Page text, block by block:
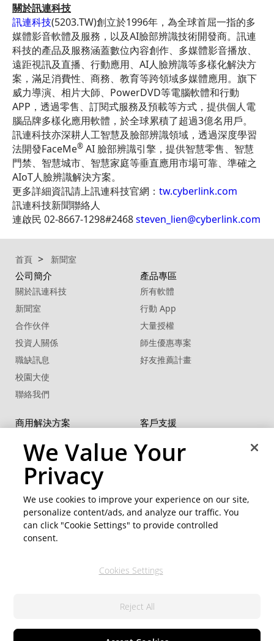
關於訊連科技
訊連科技(5203.TW)創立於1996年，為全球首屈一指的多
媒體影音軟體及服務，以及AI臉部辨識技術開發商。訊連
科技的產品及服務涵蓋數位內容創作、多媒體影音播放、
遠距視訊及直播、行動應用、AI人臉辨識等多樣化解決方
案，滿足消費性、商務、教育等跨領域多媒體應用。旗下
威力導演、相片大師、PowerDVD等電腦軟體和行動
APP，透過零售、訂閱式服務及預載等方式，提供個人電
腦品牌多樣化應用軟體，於全球累積了超過3億名用戶。
訊連科技亦深耕人工智慧及臉部辨識領域，透過深度學習
法開發FaceMe® AI 臉部辨識引擎，提供智慧零售、智慧
門禁、智慧城市、智慧家庭等垂直應用市場可靠、準確之
AIoT人臉辨識解決方案。
更多詳細資訊請上訊連科技官網： tw.cyberlink.com
訊連科技新聞聯絡人
連啟民 02-8667-1298#2468steven_lien@cyberlink.com
首頁 新聞室
公司簡介
關於訊連科技
新聞室
合作伙伴
投資人關係
職缺訊息
校園大使
聯絡我們
產品專區
所有軟體
行動 App
大量授權
師生優惠專案
好友推薦計畫
商用解決方案
FaceMe ®SDK
客戶支援
軟體更新
社群資源 變更地區
Cookie 設定
We Value Your
Privacy
We use cookies to improve your experience on our site,
personalize content/ads, and analyze our traffic. You
can click "Cookie Settings" to provide controlled
consent.
Cookies Settings
Reject All